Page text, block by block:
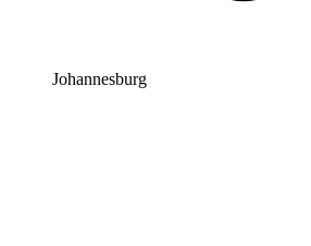
Johannesburg